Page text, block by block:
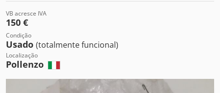
VB acresce IVA
150 €
Condição
Usado (totalmente funcional)
Localização
Pollenzo